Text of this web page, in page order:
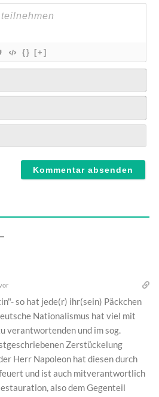
{} [+]
so hat jede(r) ihr(sein) Päckchen
Nationalismus hat viel mit
verantwortenden und im sog.
Zerstückelung
Herr Napoleon hat diesen durch
und ist auch mitverantwortlich
also dem Gegenteil